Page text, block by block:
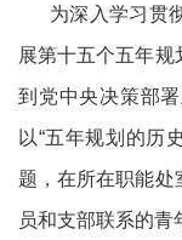
为深入学习贯彻
展第十五个五年规
到党中央决策部
以“五年规划的历
题，在所在职能处
员和支部联系的青